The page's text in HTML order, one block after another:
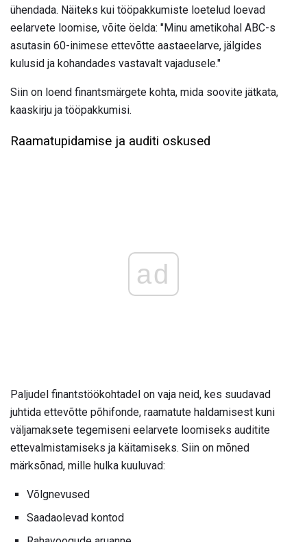
ühendada. Näiteks kui tööpakkumiste loetelud loevad
eelarvete loomise, võite öelda: "Minu ametikohal ABC-s
asutasin 60-inimese ettevõtte aastaeelarve, jälgides
kulusid ja kohandades vastavalt vajadusele."
Siin on loend finantsmärgete kohta, mida soovite jätkata,
kaaskirju ja tööpakkumisi.
Raamatupidamise ja auditi oskused
ad
Paljudel finantstöökohtadel on vaja neid, kes suudavad
juhtida ettevõtte põhifonde, raamatute haldamisest kuni
väljamaksete tegemiseni eelarvete loomiseks auditite
ettevalmistamiseks ja käitamiseks. Siin on mõned
märksõnad, mille hulka kuuluvad:
Võlgnevused
Saadaolevad kontod